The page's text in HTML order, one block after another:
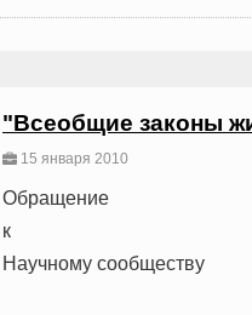
"Всеобщие законы
15 января 2010
Обращение
к
Научному сообществу